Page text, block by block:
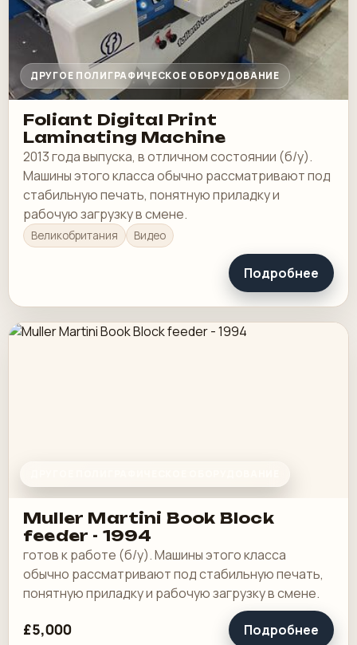
ДРУГОЕ ПОЛИГРАФИЧЕСКОЕ ОБОРУДОВАНИЕ
Foliant Digital Print
Laminating Machine
2013 года выпуска, в отличном состоянии (б/у).
Машины этого класса обычно рассматривают под
стабильную печать, понятную приладку и
рабочую загрузку в смене.
Великобритания Видео
Подробнее
Muller Martini Book Block
feeder - 1994
готов к работе (б/у). Машины этого класса
обычно рассматривают под стабильную печать,
понятную приладку и рабочую загрузку в смене.
£5,000 Подробнее